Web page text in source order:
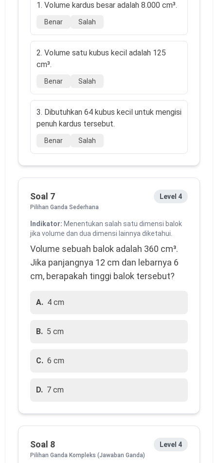
1. Volume kardus besar adalah 8.000 cm³.
Benar Salah
2. Volume satu kubus kecil adalah 125
cm³.
Benar Salah
3. Dibutuhkan 64 kubus kecil untuk mengisi
penuh kardus tersebut.
Benar Salah
Soal 7
Pilihan Ganda Sederhana
Level 4
Indikator: Menentukan salah satu dimensi balok
jika volume dan dua dimensi lainnya diketahui.
Volume sebuah balok adalah 360 cm³.
Jika panjangnya 12 cm dan lebarnya 6
cm, berapakah tinggi balok tersebut?
A. 4 cm
B. 5 cm
C. 6 cm
D. 7 cm
Soal 8
Pilihan Ganda Kompleks (Jawaban Ganda)
Level 4